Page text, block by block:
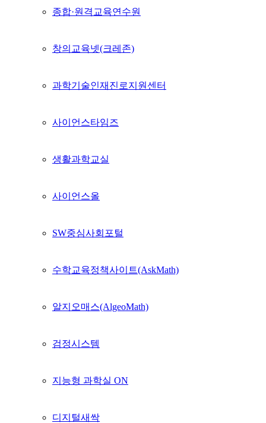
종합·원격교육연수원
창의교육넷(크레존)
과학기술인재진로지원센터
사이언스타임즈
생활과학교실
사이언스올
SW중심사회포털
수학교육정책사이트(AskMath)
알지오매스(AlgeoMath)
검정시스템
지능형 과학실 ON
디지털새싹